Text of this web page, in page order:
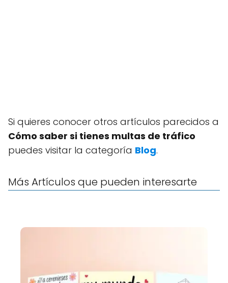
Si quieres conocer otros artículos parecidos a
Cómo saber si tienes multas de tráfico
puedes visitar la categoría Blog.
Más Artículos que pueden interesarte